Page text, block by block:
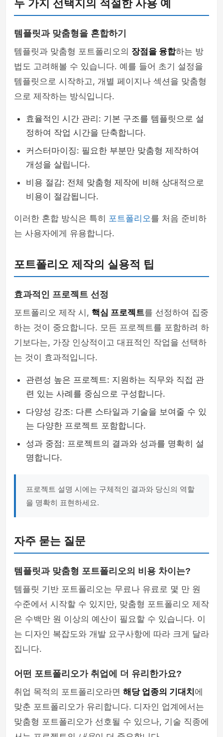
두 가지 선택지의 적절한 사용 예
템플릿과 맞춤형을 혼합하기
템플릿과 맞춤형 포트폴리오의 장점을 융합하는 방
법도 고려해볼 수 있습니다. 예를 들어 초기 설정을
템플릿으로 시작하고, 개별 페이지나 섹션을 맞춤형
으로 제작하는 방식입니다.
효율적인 시간 관리: 기본 구조를 템플릿으로 설
정하여 작업 시간을 단축합니다.
커스터마이징: 필요한 부분만 맞춤형 제작하여
개성을 살립니다.
비용 절감: 전체 맞춤형 제작에 비해 상대적으로
비용이 절감됩니다.
이러한 혼합 방식은 특히 포트폴리오를 처음 준비하
는 사용자에게 유용합니다.
포트폴리오 제작의 실용적 팁
효과적인 프로젝트 선정
포트폴리오 제작 시, 핵심 프로젝트를 선정하여 집중
하는 것이 중요합니다. 모든 프로젝트를 포함하려 하
기보다는, 가장 인상적이고 대표적인 작업을 선택하
는 것이 효과적입니다.
관련성 높은 프로젝트: 지원하는 직무와 직접 관
련 있는 사례를 중심으로 구성합니다.
다양성 강조: 다른 스타일과 기술을 보여줄 수 있
는 다양한 프로젝트 포함합니다.
성과 중점: 프로젝트의 결과와 성과를 명확히 설
명합니다.
프로젝트 설명 시에는 구체적인 결과와 당신의 역할
을 명확히 표현하세요.
자주 묻는 질문
템플릿과 맞춤형 포트폴리오의 비용 차이는?
템플릿 기반 포트폴리오는 무료나 유료로 몇 만 원
수준에서 시작할 수 있지만, 맞춤형 포트폴리오 제작
은 수백만 원 이상의 예산이 필요할 수 있습니다. 이
는 디자인 복잡도와 개발 요구사항에 따라 크게 달라
집니다.
어떤 포트폴리오가 취업에 더 유리한가요?
취업 목적의 포트폴리오라면 해당 업종의 기대치 에
맞춘 포트폴리오가 유리합니다. 디자인 업계에서는
맞춤형 포트폴리오가 선호될 수 있으나, 기술 직종에